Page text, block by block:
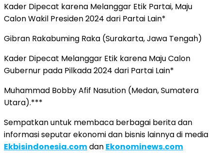
Kader Dipecat karena Melanggar Etik Partai, Maju
Calon Wakil Presiden 2024 dari Partai Lain*
Gibran Rakabuming Raka (Surakarta, Jawa Tengah)
Kader Dipecat Melanggar Etik karena Maju Calon
Gubernur pada Pilkada 2024 dari Partai Lain*
Muhammad Bobby Afif Nasution (Medan, Sumatera
Utara).***
Sempatkan untuk membaca berbagai berita dan
informasi seputar ekonomi dan bisnis lainnya di media
Ekbisindonesia.comdan Ekonominews.com